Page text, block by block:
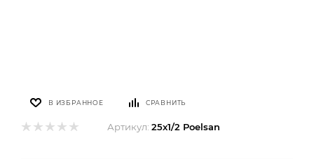
В ИЗБРАННОЕ СРАВНИТЬ
Артикул: 25х1/2 Poelsan